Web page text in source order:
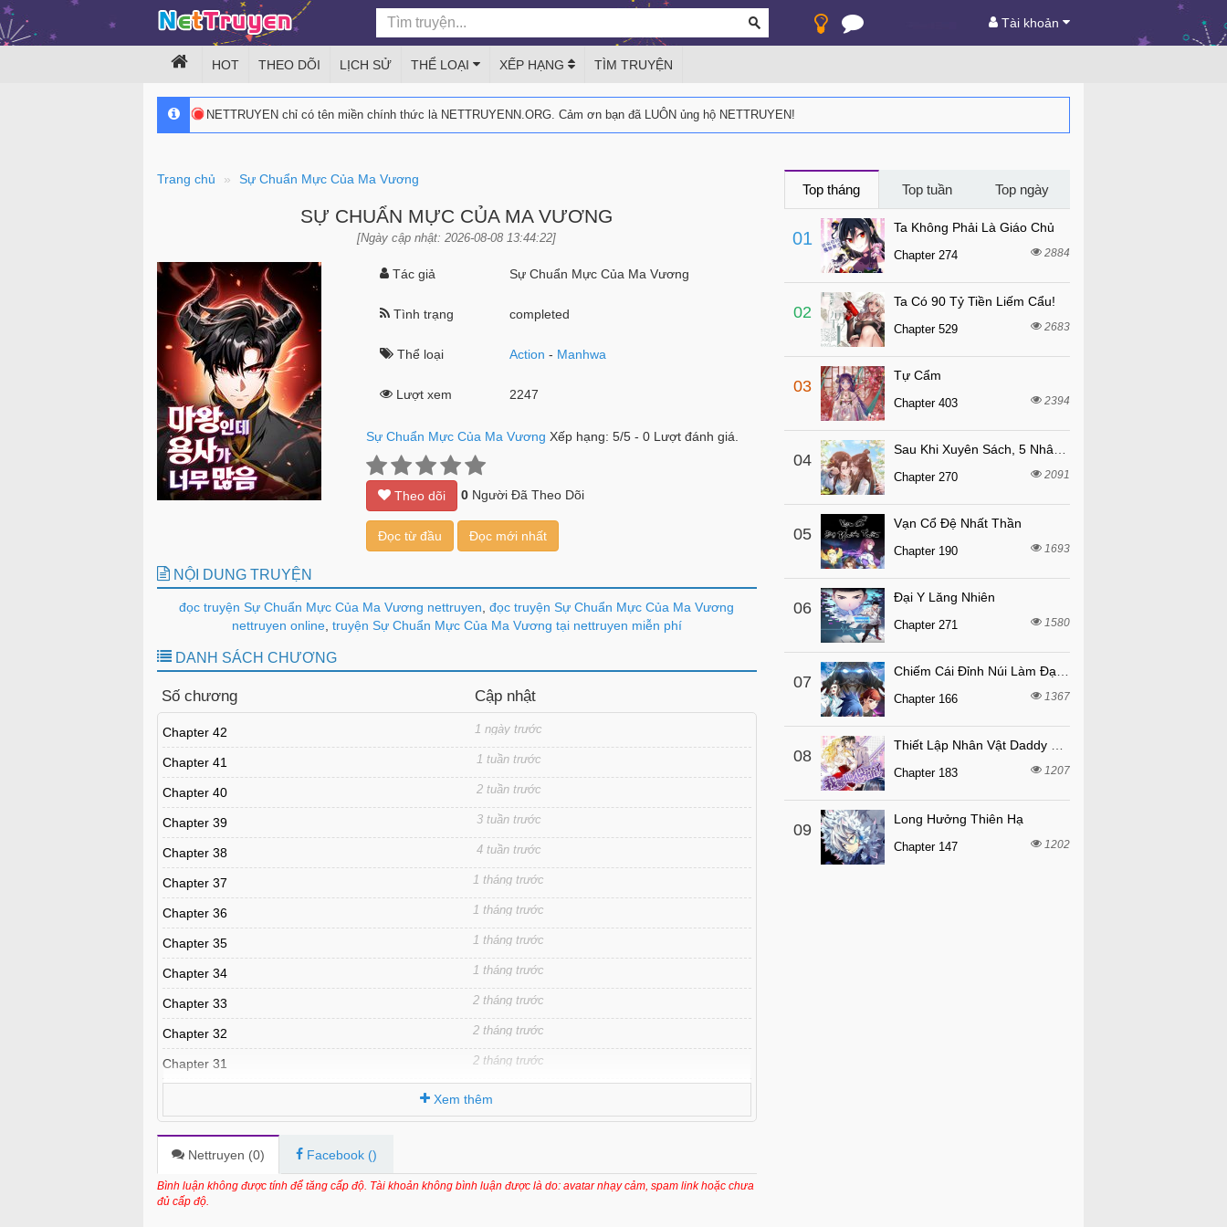
Tài khoản
HOT THEO DÕI LỊCH SỬ THỂ LOẠI XẾP HẠNG TÌM TRUYỆN
NETTRUYEN chỉ có tên miền chính thức là NETTRUYENN.ORG. Cảm ơn bạn đã LUÔN ủng hộ NETTRUYEN!
Trang chủ Sự Chuẩn Mực Của Ma Vương
SỰ CHUẨN MỰC CỦA MA VƯƠNG
[Ngày cập nhật: 2026-08-08 13:44:22]
Tác giả Sự Chuẩn Mực Của Ma Vương
Tình trạng completed
Thể loại Action - Manhwa
Lượt xem 2247
Sự Chuẩn Mực Của Ma Vương Xếp hạng: 5/5- 0Lượt đánh giá.
Theo dõi 0Người Đã Theo Dõi
Đọc từ đầu Đọc mới nhất
NỘI DUNG TRUYỆN
đọc truyện Sự Chuẩn Mực Của Ma Vương nettruyen đọc truyện Sự Chuẩn Mực Của Ma Vương
nettruyen online, truyện Sự Chuẩn Mực Của Ma Vương tại nettruyen miễn phí
DANH SÁCH CHƯƠNG
Số chương Cập nhật
Chapter 42 1 ngày trước
Chapter 41 1 tuần trước
Chapter 40 2 tuần trước
Chapter 39 3 tuần trước
Chapter 38 4 tuần trước
Chapter 37 1 tháng trước
Chapter 36 1 tháng trước
Chapter 35 1 tháng trước
Chapter 34 1 tháng trước
Chapter 33 2 tháng trước
Chapter 32 2 tháng trước
Chapter 31 2 tháng trước
Chapter 29 3 tháng trước
Chapter 28
Chapter 27 3 tháng trước
Xem thêm
Nettruyen (0) Facebook ()
Bình luận không được tính để tăng cấp độ. Tài khoản không bình luận được là do: avatar nhạy cảm, spam link hoặc chưa
đủ cấp độ.
Top tháng Top tuần Top ngày
01
Ta Không Phải Là Giáo Chủ
Chapter 274 2884
02
Ta Có 90 Tỷ Tiền Liếm Cẩu!
Chapter 529 2683
03
Tự Cẩm
Chapter 403 2394
04
Chapter 270 2091
05
Vạn Cổ Đệ Nhất Thần
Chapter 190 1693
06
Đại Y Lăng Nhiên
Chapter 271 1580
07
Chapter 166 1367
08
Chapter 183 1207
09
Long Hưởng Thiên Hạ
Chapter 147 1202